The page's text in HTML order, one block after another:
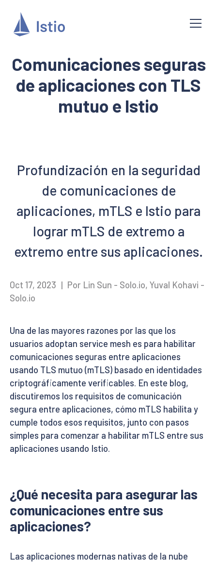
Comunicaciones seguras
de aplicaciones con TLS
mutuo e Istio
Profundización en la seguridad
de comunicaciones de
aplicaciones, mTLS e Istio para
lograr mTLS de extremo a
extremo entre sus aplicaciones.
Oct 17, 2023 | Por Lin Sun - Solo.io, Yuval Kohavi -
Solo.io
Una de las mayores razones por las que los
usuarios adoptan service mesh es para habilitar
comunicaciones seguras entre aplicaciones
usando TLS mutuo (mTLS) basado en identidades
criptográficamente verificables. En este blog,
discutiremos los requisitos de comunicación
segura entre aplicaciones, cómo mTLS habilita y
cumple todos esos requisitos, junto con pasos
simples para comenzar a habilitar mTLS entre sus
aplicaciones usando Istio.
¿Qué necesita para asegurar las
comunicaciones entre sus
aplicaciones?
Las aplicaciones modernas nativas de la nube